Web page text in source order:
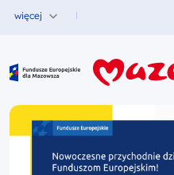
więcej
Fundusze Europejskie dla